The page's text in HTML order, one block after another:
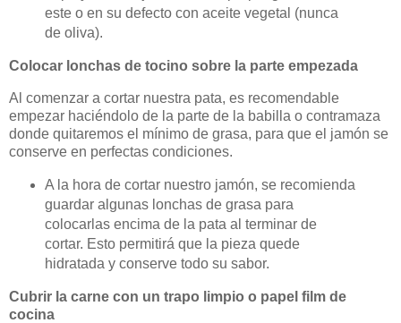
este o en su defecto con aceite vegetal (nunca
de oliva).
Colocar lonchas de tocino sobre la parte empezada
Al comenzar a cortar nuestra pata, es recomendable
empezar haciéndolo de la parte de la babilla o contramaza
donde quitaremos el mínimo de grasa, para que el jamón se
conserve en perfectas condiciones.
A la hora de cortar nuestro jamón, se recomienda
guardar algunas lonchas de grasa para
colocarlas encima de la pata al terminar de
cortar. Esto permitirá que la pieza quede
hidratada y conserve todo su sabor.
Cubrir la carne con un trapo limpio o papel film de
cocina